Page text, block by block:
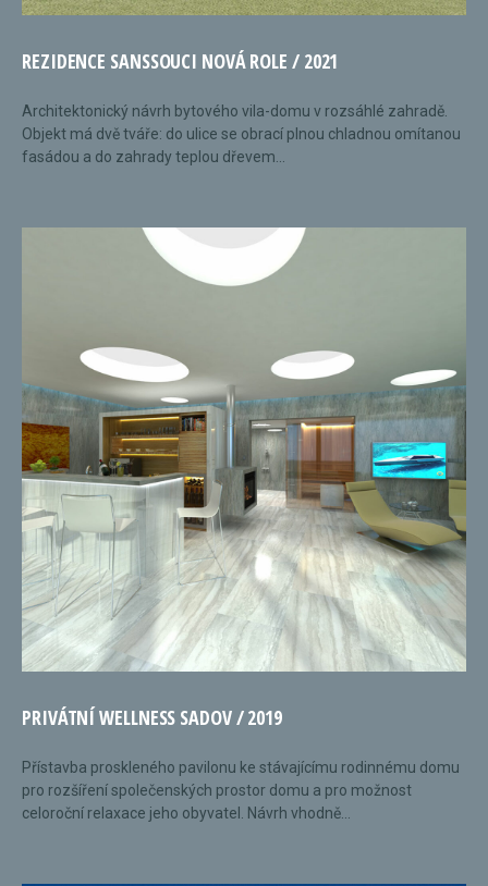
REZIDENCE SANSSOUCI NOVÁ ROLE / 2021
Architektonický návrh bytového vila-domu v rozsáhlé zahradě.
Objekt má dvě tváře: do ulice se obrací plnou chladnou omítanou
fasádou a do zahrady teplou dřevem...
PRIVÁTNÍ WELLNESS SADOV / 2019
Přístavba proskleného pavilonu ke stávajícímu rodinnému domu
pro rozšíření společenských prostor domu a pro možnost
celoroční relaxace jeho obyvatel. Návrh vhodně...